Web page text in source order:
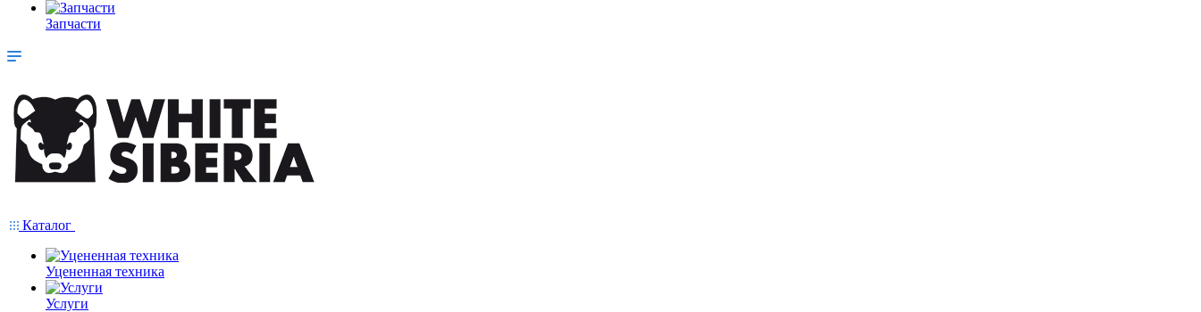
Запчасти
Каталог
Уцененная техника
Услуги